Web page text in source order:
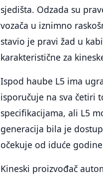
sjedišta. Odzada su
vozača u iznimno
stavio je pravi žad u
karakteristične za
Ispod haube L5 ima
isporučuje na sva četiri
specifikacijama, ali L5
generacija bila je
očekuje od iduće
Kineski proizvođač